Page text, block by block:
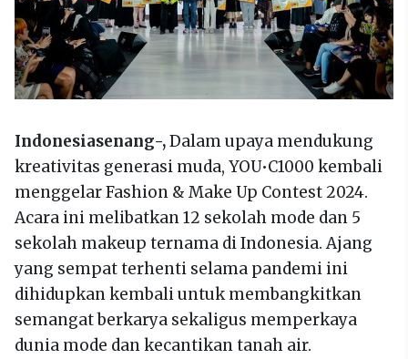
Indonesiasenang-,Dalam upaya mendukung
kreativitas generasi muda, YOU•C1000 kembali
menggelar Fashion & Make Up Contest 2024.
Acara ini melibatkan 12 sekolah mode dan 5
sekolah makeup ternama di Indonesia. Ajang
yang sempat terhenti selama pandemi ini
dihidupkan kembali untuk membangkitkan
semangat berkarya sekaligus memperkaya
dunia mode dan kecantikan tanah air.